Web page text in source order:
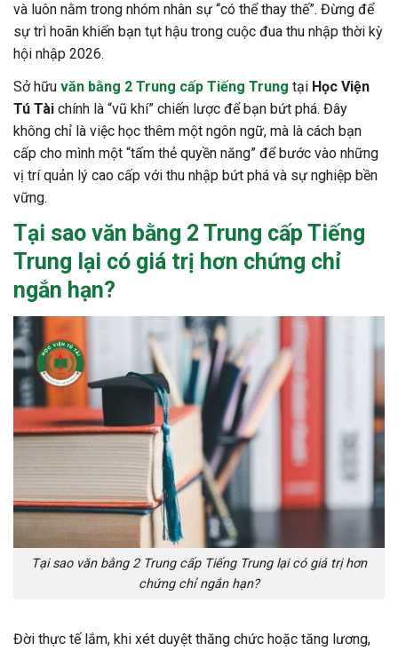
và luôn nằm trong nhóm nhân sự “có thể thay thế”. Đừng để
sự trì hoãn khiến bạn tụt hậu trong cuộc đua thu nhập thời kỳ
hội nhập 2026.
Sở hữu văn bằng 2 Trung cấp Tiếng Trung tại Học Viện
Tú Tài chính là “vũ khí” chiến lược để bạn bứt phá. Đây
không chỉ là việc học thêm một ngôn ngữ, mà là cách bạn
cấp cho mình một “tấm thẻ quyền năng” để bước vào những
vị trí quản lý cao cấp với thu nhập bứt phá và sự nghiệp bền
vững.
Tại sao văn bằng 2 Trung cấp Tiếng
Trung lại có giá trị hơn chứng chỉ
ngắn hạn?
Tại sao văn bằng 2 Trung cấp Tiếng Trung lại có giá trị hơn
chứng chỉ ngắn hạn?
Đời thực tế lắm, khi xét duyệt thăng chức hoặc tăng lương,